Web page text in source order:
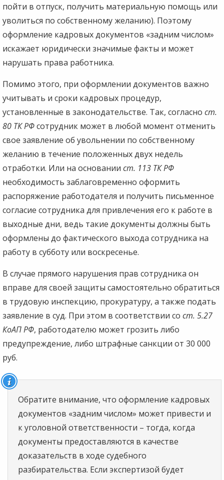
пойти в отпуск, получить материальную помощь или
уволиться по собственному желанию). Поэтому
оформление кадровых документов «задним числом»
искажает юридически значимые факты и может
нарушать права работника.
Помимо этого, при оформлении документов важно
учитывать и сроки кадровых процедур,
установленные в законодательстве. Так, согласно ст.
80 ТК РФсотрудник может в любой момент отменить
свое заявление об увольнении по собственному
желанию в течение положенных двух недель
отработки. Или на основании ст. 113 ТК РФ
необходимость заблаговременно оформить
распоряжение работодателя и получить письменное
согласие сотрудника для привлечения его к работе в
выходные дни, ведь такие документы должны быть
оформлены до фактического выхода сотрудника на
работу в субботу или воскресенье.
В случае прямого нарушения прав сотрудника он
вправе для своей защиты самостоятельно обратиться
в трудовую инспекцию, прокуратуру, а также подать
заявление в суд. При этом в соответствии со ст. 5.27
КоАП РФ, работодателю может грозить либо
предупреждение, либо штрафные санкции от 30 000
руб.
Обратите внимание, что оформление кадровых
документов «задним числом» может привести и
к уголовной ответственности – тогда, когда
документы предоставляются в качестве
доказательств в ходе судебного
разбирательства. Если экспертизой будет